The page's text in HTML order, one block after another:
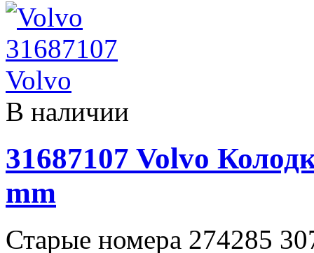
В наличии
31687107 Volvo
mm
Старые номера 274285